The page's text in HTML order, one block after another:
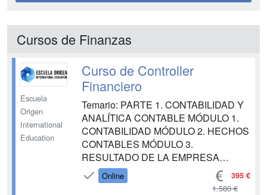
Cursos de Finanzas
Escuela
Origen
International
Education
Curso de Controller
Financiero
Temario: PARTE 1. CONTABILIDAD Y
ANALÍTICA CONTABLE MÓDULO 1.
CONTABILIDAD MÓDULO 2. HECHOS
CONTABLES MÓDULO 3.
RESULTADO DE LA EMPRESA
MÓDULO 4. INTERPRETACIÓN DE LA
DOCUMENTACIÓN Y LA NORMATIVA
Online 395 €
1.580 €